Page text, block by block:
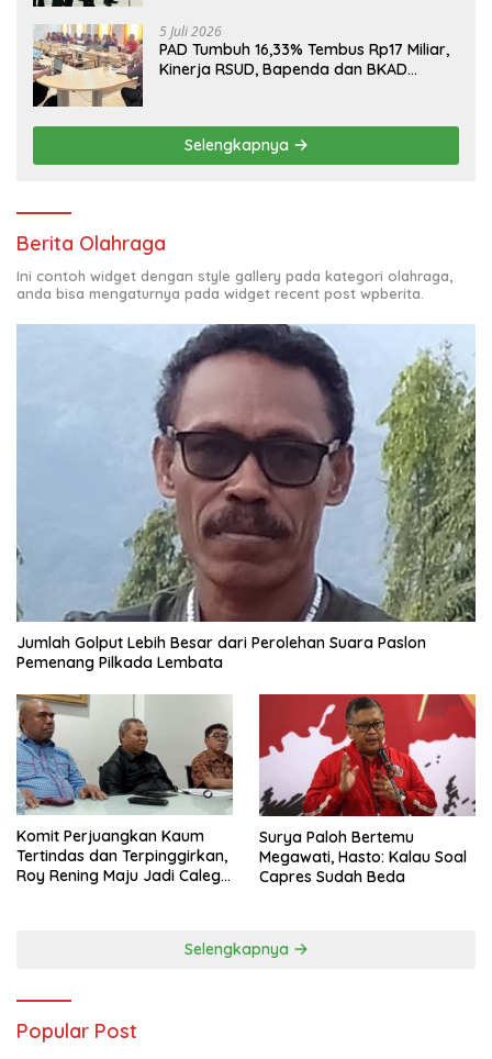
5 Juli 2026
PAD Tumbuh 16,33% Tembus Rp17 Miliar,
Kinerja RSUD, Bapenda dan BKAD
Selengkapnya
Berita Olahraga
Ini contoh widget dengan style gallery pada kategori olahraga,
anda bisa mengaturnya pada widget recent post wpberita.
Jumlah Golput Lebih Besar dari Perolehan Suara Paslon
Pemenang Pilkada Lembata
Komit Perjuangkan Kaum
Tertindas dan Terpinggirkan,
Roy Rening Maju Jadi Caleg
Surya Paloh Bertemu
Megawati, Hasto: Kalau Soal
Capres Sudah Beda
Selengkapnya
Popular Post